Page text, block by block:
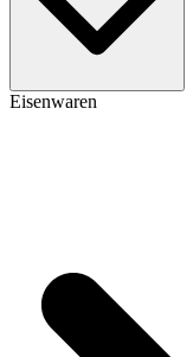
Eisenwaren